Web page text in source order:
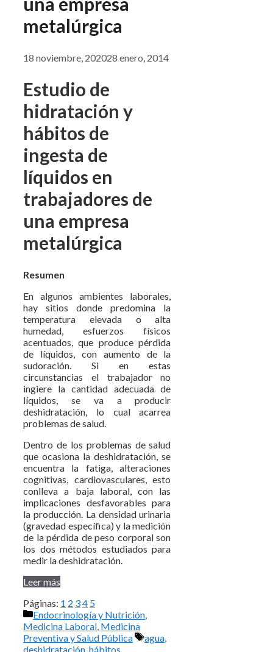
metalúrgica
18 noviembre, 202028 enero, 2014
Estudio de
hidratación y
hábitos de
ingesta de
líquidos en
trabajadores de
una empresa
metalúrgica
Resumen
En algunos ambientes laborales,
hay sitios donde predomina la
temperatura elevada o alta
humedad, esfuerzos físicos
acentuados, que produce pérdida
de líquidos, con aumento de la
sudoración. Si en estas
circunstancias el trabajador no
ingiere la cantidad adecuada de
líquidos, se va a producir
deshidratación, lo cual acarrea
problemas de salud.
Dentro de los problemas de salud
que ocasiona la deshidratación, se
encuentra la fatiga, alteraciones
cognitivas, cardiovasculares, esto
conlleva a baja laboral, con las
implicaciones desfavorables para
la producción. La densidad urinaria
(gravedad específica) y la medición
de la pérdida de peso corporal son
los dos métodos estudiados para
medir la deshidratación.
Leer más
Páginas: 1 2 34 5
Categorías
Endocrinología y Nutrición,
Medicina Laboral, Medicina
Preventiva y Salud Pública
Etiquetas
agua,
deshidratación hábitos